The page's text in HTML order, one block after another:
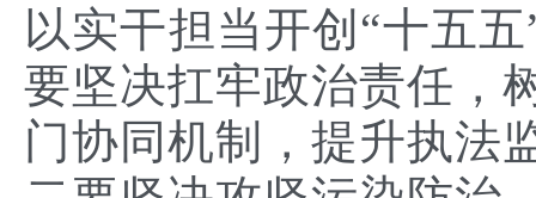
以实干担当开创“十五
要坚决扛牢政治责任，
门协同机制，提升执法